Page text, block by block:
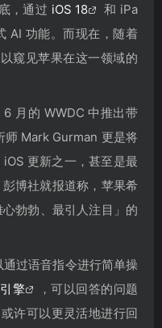
，通过 iOS 18
和 iPa
AI 功能。而现在，随着
窥见苹果在这一领域的
月的 WWDC 中推出带
师 Mark Gurman 更是将
更新之一，甚至是最
博社就报道称，苹果希
勃勃、最引人注目」的
过语音指令进行简单操
擎
，可以回答的问题
许可以更灵活地进行回